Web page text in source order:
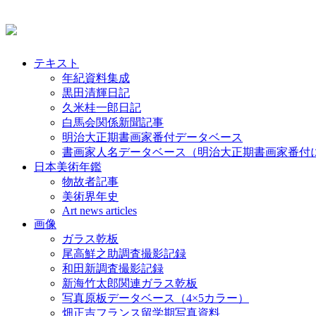
テキスト
年紀資料集成
黒田清輝日記
久米桂一郎日記
白馬会関係新聞記事
明治大正期書画家番付データベース
書画家人名データベース（明治大正期書画家番付
日本美術年鑑
物故者記事
美術界年史
Art news articles
画像
ガラス乾板
尾高鮮之助調査撮影記録
和田新調査撮影記録
新海竹太郎関連ガラス乾板
写真原板データベース（4×5カラー）
畑正吉フランス留学期写真資料